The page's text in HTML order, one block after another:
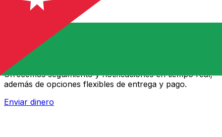
Transferencias de dinero internacionales Xe
Envíe dinero en línea de forma rápida, segura y fácil.
Ofrecemos seguimiento y notificaciones en tiempo real,
además de opciones flexibles de entrega y pago.
Enviar dinero